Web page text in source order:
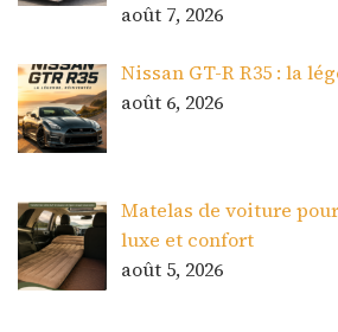
août 7, 2026
Nissan GT-R R35 : la
août 6, 2026
Matelas de voiture
luxe et confort
août 5, 2026